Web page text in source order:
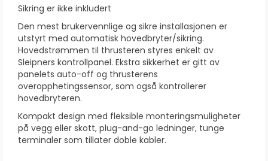
Sikring er ikke inkludert
Den mest brukervennlige og sikre installasjonen er
utstyrt med automatisk hovedbryter/sikring.
Hovedstrømmen til thrusteren styres enkelt av
Sleipners kontrollpanel. Ekstra sikkerhet er gitt av
panelets auto-off og thrusterens
overopphetingssensor, som også kontrollerer
hovedbryteren.
Kompakt design med fleksible monteringsmuligheter
på vegg eller skott, plug-and-go ledninger, tunge
terminaler som tillater doble kabler.